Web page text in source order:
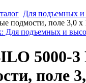
Для подъемных и
подмости, поле 3,0 х
Для подъемных и
5000-
поле